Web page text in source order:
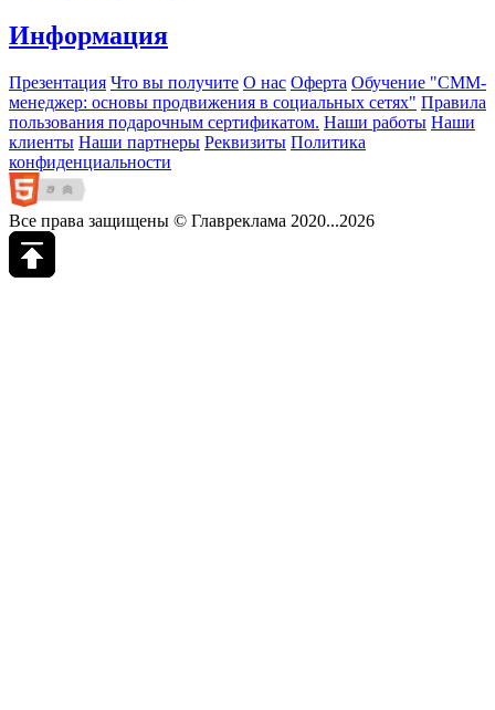
Информация
Презентация Что вы получите О нас Оферта Обучение "СМM-
менеджер: основы продвижения в социальных сетях" Правила
пользования подарочным сертификатом. Наши работы Наши
клиенты Наши партнеры Реквизиты Политика
конфиденциальности
Все права защищены © Главреклама 2020...2026